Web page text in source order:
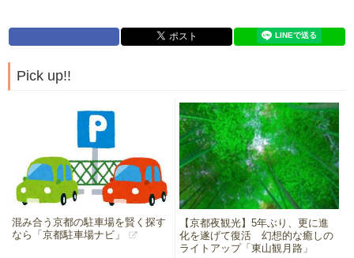
Pick up!!
混み合う京都の駐車場を賢く探す
なら「京都駐車場ナビ」
【京都夜観光】5年ぶり、更に進
化を遂げて復活 幻想的な癒しの
ライトアップ「東山観月路」